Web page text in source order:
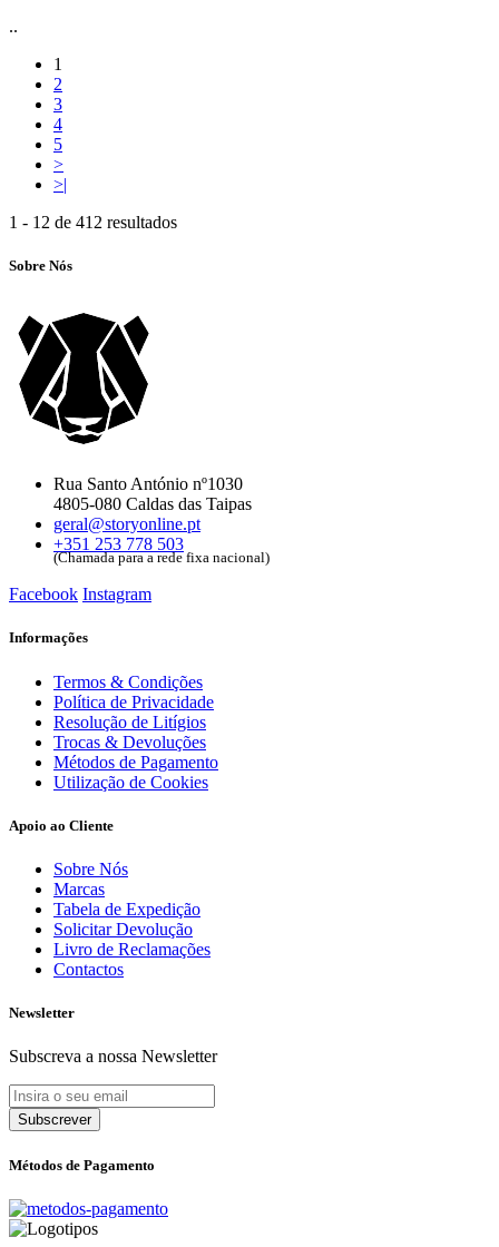
..
1
2
3
4
5
>
>|
1 - 12 de 412 resultados
Sobre Nós
Rua Santo António nº1030
4805-080 Caldas das Taipas
geral@storyonline.pt
+351 253 778 503
(Chamada para a rede fixa nacional)
Facebook Instagram
Informações
Termos & Condições
Política de Privacidade
Resolução de Litígios
Trocas & Devoluções
Métodos de Pagamento
Utilização de Cookies
Apoio ao Cliente
Sobre Nós
Marcas
Tabela de Expedição
Solicitar Devolução
Livro de Reclamações
Contactos
Newsletter
Subscreva a nossa Newsletter
Subscrever
Métodos de Pagamento